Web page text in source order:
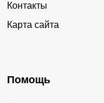
Контакты
Карта сайта
Помощь